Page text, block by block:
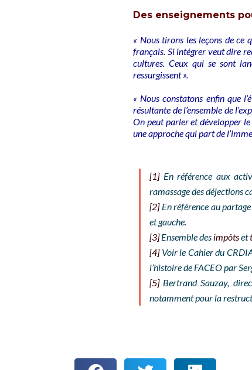
Des enseignements
« Nous tirons les leçons de ce
français. Si intégrer veut dire
cultures. Ceux qui se sont
ressurgissent ».
« Nous constatons enfin que
résultante de l’ensemble de
On peut parler et développer le
une approche qui part de
[1]En référence aux
ramassage des déjections
[2]En référence au
et gauche.
[3]Ensemble des impôtset
[4]Voir le Cahier du
l’histoire de FACEO par
[5]Bertrand Sauzay,
notamment pour la